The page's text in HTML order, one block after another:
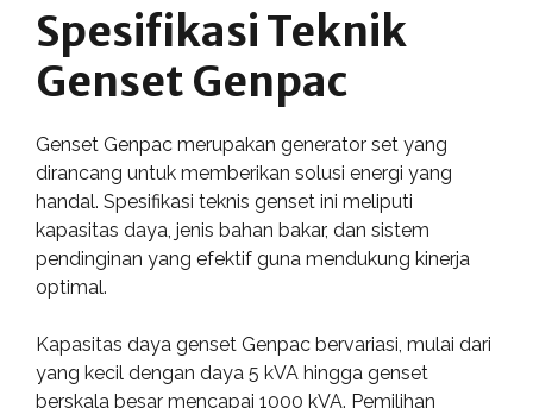
Spesifikasi Teknik
Genset Genpac
Genset Genpac merupakan generator set yang
dirancang untuk memberikan solusi energi yang
handal. Spesifikasi teknis genset ini meliputi
kapasitas daya, jenis bahan bakar, dan sistem
pendinginan yang efektif guna mendukung kinerja
optimal.
Kapasitas daya genset Genpac bervariasi, mulai dari
yang kecil dengan daya 5 kVA hingga genset
berskala besar mencapai 1000 kVA. Pemilihan